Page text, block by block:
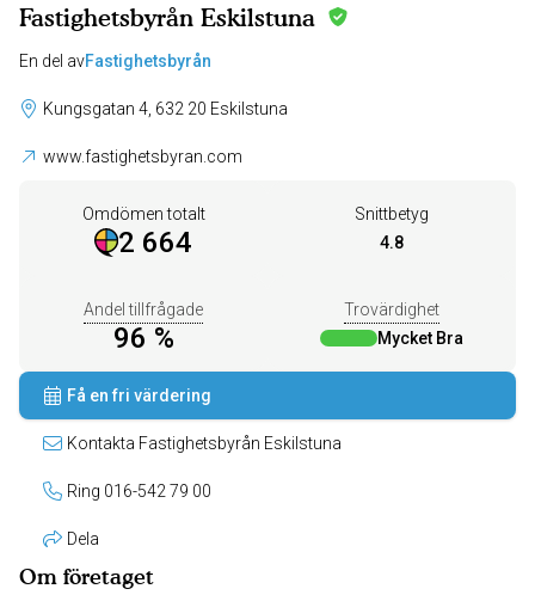
Fastighetsbyrån Eskilstuna
En del avFastighetsbyrån
Kungsgatan 4, 632 20 Eskilstuna
www.fastighetsbyran.com
Omdömen totalt
2 664
Snittbetyg
4.8
Andel tillfrågade
96 %
Trovärdighet
Mycket Bra
Få en fri värdering
Kontakta Fastighetsbyrån Eskilstuna
Ring 016-542 79 00
Dela
Om företaget